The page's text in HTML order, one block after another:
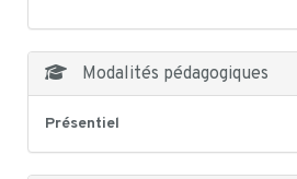
Modalités pédagogiques
Présentiel